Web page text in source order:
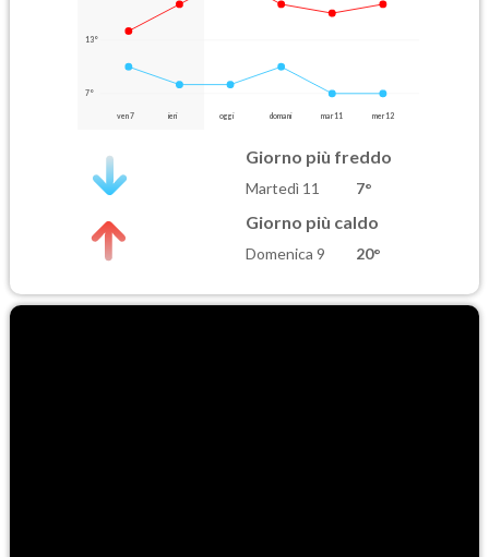
13°
7°
ven 7 ieri oggi domani mar 11 mer 12
Giorno più freddo
Martedì 11 7°
Giorno più caldo
Domenica 9 20°